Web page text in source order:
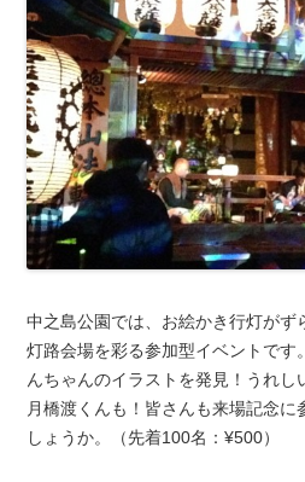
中之島公園では、お絵かき行灯がず
灯路会場を彩る参加型イベントです
んちゃんのイラストを発見！うれし
月橋渡くんも！皆さんも来場記念
しょうか。（先着100名：¥500）